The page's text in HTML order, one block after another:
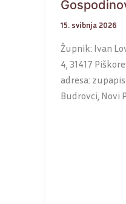
15. svibnja 2026
Župnik: Ivan
4, 31417
adresa:
Budrovci, Novi